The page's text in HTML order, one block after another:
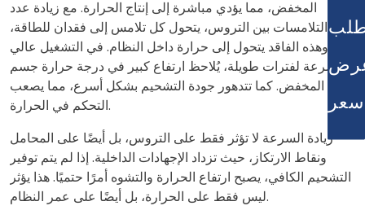
المخفض، مما يؤدي مباشرة إلى إنتاج الحرارة. مع زيادة عدد
التلامسات بين التروس، يتحول كل تلامس إلى فقدان للطاقة،
وهذه الفاقد يتحول إلى حرارة داخل النظام. في التشغيل عالي
السرعة لفترات طويلة، يُلاحظ ارتفاع كبير في درجة حرارة جسم
المخفض. كما تتدهور جودة التشحيم بشكل أسرع، مما يصعب
التحكم في الحرارة.
زيادة السرعة لا تؤثر فقط على التروس، بل أيضًا على المحامل
ونقاط الارتكاز، حيث تزداد الإجهادات الداخلية. إذا لم يتم توفير
التشحيم الكافي، يصبح ارتفاع الحرارة والتشوه أمرًا حتميًا. هذا يؤثر
ليس فقط على الحرارة، بل أيضًا على عمر النظام.
سعر